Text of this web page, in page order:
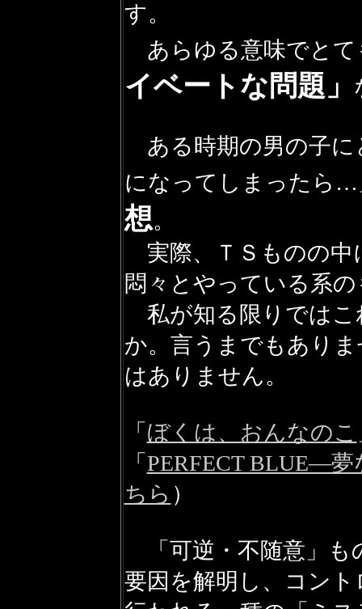
す。
あらゆる意味でと
イベートな問題」
ある時期の男の子に
になってしまったら
想。
実際、ＴＳものの中
悶々とやっている系
私が知る限りではこ
か。言うまでもあり
はありません。
「 ぼくは、おんなのこ
「 PERFECT BLUE―
ちら ）
「可逆・不随意」も
要因を解明し、コン